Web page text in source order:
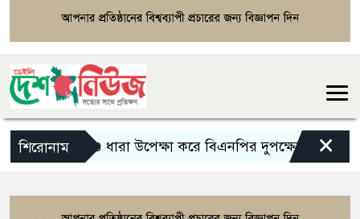
শিরোনাম
১৪৪ ধারা উপেক্ষা করে বিএনপির দুপক্ষের মিছিল-সমাবেশ
×